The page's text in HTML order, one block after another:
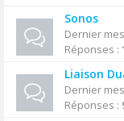
Sonos
Dernier
Réponses :
Liaison
Dernier
Réponses :